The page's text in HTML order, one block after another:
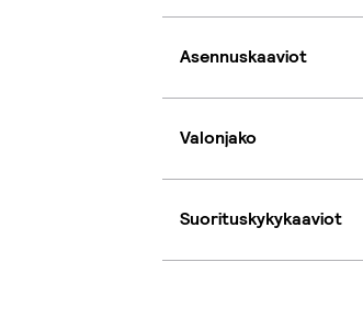
Asennuskaaviot
Valonjako
Suorituskykykaaviot